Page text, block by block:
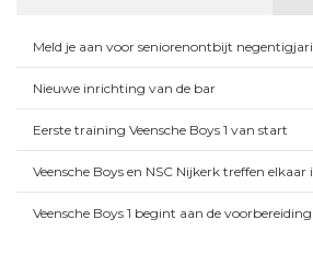
Meld je aan voor seniorenontbijt
Nieuwe inrichting van de bar
Eerste training Veensche Boys 1 van start
Veensche Boys en NSC Nijkerk treffen elkaar
Veensche Boys 1 begint aan de